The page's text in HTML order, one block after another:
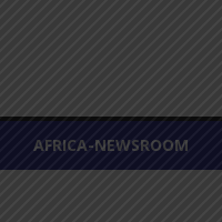
AFRICA-NEWSROOM